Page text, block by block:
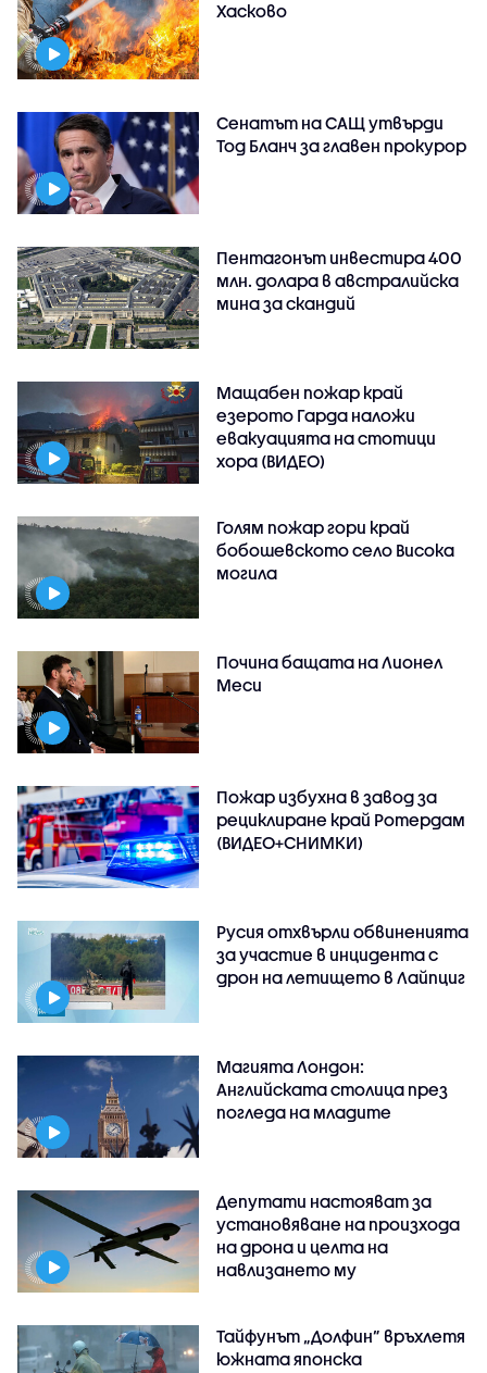
Хасково
Сенатът на САЩ утвърди
Тод Бланч за главен прокурор
Пентагонът инвестира 400
млн. долара в австралийска
мина за скандий
Мащабен пожар край
езерото Гарда наложи
евакуацията на стотици
хора (ВИДЕО)
Голям пожар гори край
бобошевското село Висока
могила
Почина бащата на Лионел
Меси
Пожар избухна в завод за
рециклиране край Ротердам
(ВИДЕО+СНИМКИ)
Русия отхвърли обвиненията
за участие в инцидента с
дрон на летището в Лайпциг
Магията Лондон:
Английската столица през
погледа на младите
Депутати настояват за
установяване на произхода
на дрона и целта на
навлизането му
Тайфунът „Долфин” връхлетя
южната японска